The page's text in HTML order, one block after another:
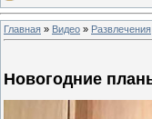
Главная » Видео » Развлечения
Новогодние